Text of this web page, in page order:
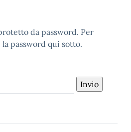
da password. Per
password qui sotto.